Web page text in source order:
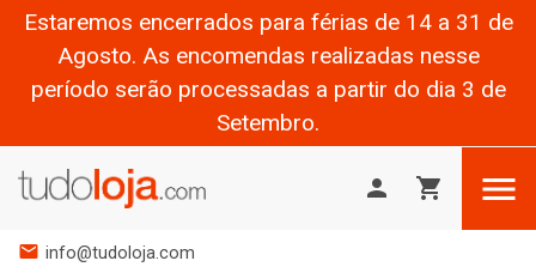
Estaremos encerrados para férias de 14 a 31 de
Agosto. As encomendas realizadas nesse
período serão processadas a partir do dia 3 de
Setembro.
person shopping_cart 
mail info@tudoloja.com